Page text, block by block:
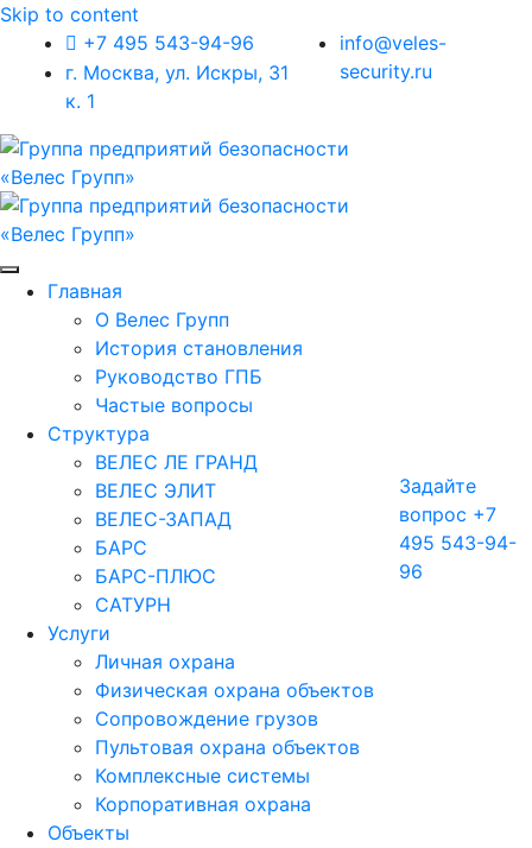
Skip to content
+7 495 543-94-96
г. Москва, ул. Искры, 31
к. 1
info@veles-
security.ru
Главная
О Велес Групп
История становления
Руководство ГПБ
Частые вопросы
Структура
ВЕЛЕС ЛЕ ГРАНД
ВЕЛЕС ЭЛИТ
ВЕЛЕС-ЗАПАД
БАРС
БАРС-ПЛЮС
САТУРН
Услуги
Личная охрана
Физическая охрана объектов
Сопровождение грузов
Пультовая охрана объектов
Комплексные системы
Корпоративная охрана
Объекты
Задайте
вопрос +7
495 543-94-
96